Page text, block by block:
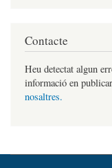
Contacte
Heu detectat algun
informació en
nosaltres.